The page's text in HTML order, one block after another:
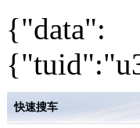
{"data":
快速搜车